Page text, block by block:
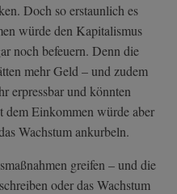
Doch so erstaunlich es
würde den Kapitalismus
noch befeuern. Denn die
mehr Geld – und zudem
erpressbar und könnten
dem Einkommen würde aber
Wachstum ankurbeln.
greifen – und die
oder das Wachstum